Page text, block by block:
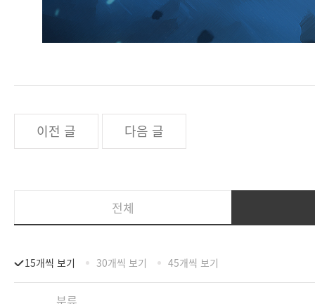
이전 글 다음 글
전체
15개씩 보기 30개씩 보기 45개씩 보기